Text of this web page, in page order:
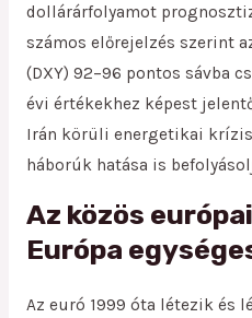
dollárárfolyamot
számos előrejelzés szerint
(DXY) 92–96 pontos sávba
évi értékekhez képest
Irán körüli energetikai
háborúk hatása is
Az közös
Európa
Az euró 1999 óta létezik és